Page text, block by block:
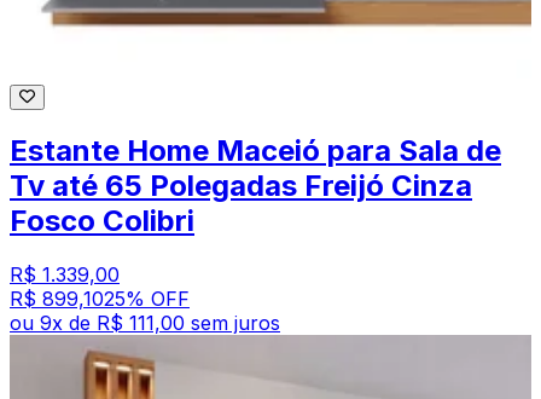
Estante Home Maceió para Sala de
Tv até 65 Polegadas Freijó Cinza
Fosco Colibri
R$ 1.339,00
R$ 899,1025% OFF
ou 9x de R$ 111,00 sem juros